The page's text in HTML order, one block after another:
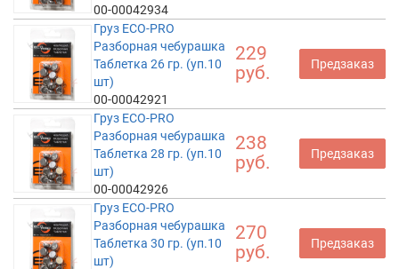
00-00042934
Груз ECO-PRO
Разборная чебурашка
Таблетка 26 гр. (уп.10
шт)
00-00042921
229
руб.
Предзаказ
Груз ECO-PRO
Разборная чебурашка
Таблетка 28 гр. (уп.10
шт)
00-00042926
238
руб.
Предзаказ
Груз ECO-PRO
Разборная чебурашка
Таблетка 30 гр. (уп.10
шт)
270
руб.
Предзаказ